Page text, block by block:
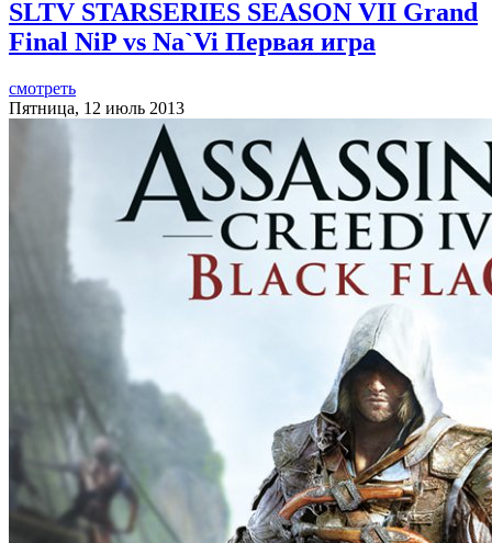
SLTV STARSERIES SEASON VII Grand
Final NiP vs Na`Vi Первая игра
смотреть
Пятница, 12 июль 2013